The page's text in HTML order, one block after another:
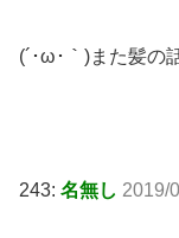
(´･ω･｀)また髪の
243: 名無し 2019/